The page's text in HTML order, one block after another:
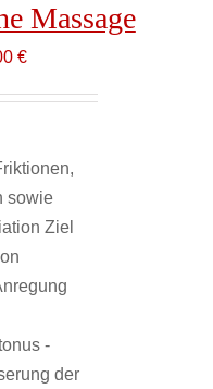
Massage
€
sowie
Ziel
-
der